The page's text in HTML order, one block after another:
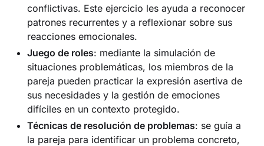
conflictivas. Este ejercicio les ayuda a reconocer
patrones recurrentes y a reflexionar sobre sus
reacciones emocionales.
Juego de roles: mediante la simulación de
situaciones problemáticas, los miembros de la
pareja pueden practicar la expresión asertiva de
sus necesidades y la gestión de emociones
difíciles en un contexto protegido.
Técnicas de resolución de problemas: se guía a
la pareja para identificar un problema concreto,